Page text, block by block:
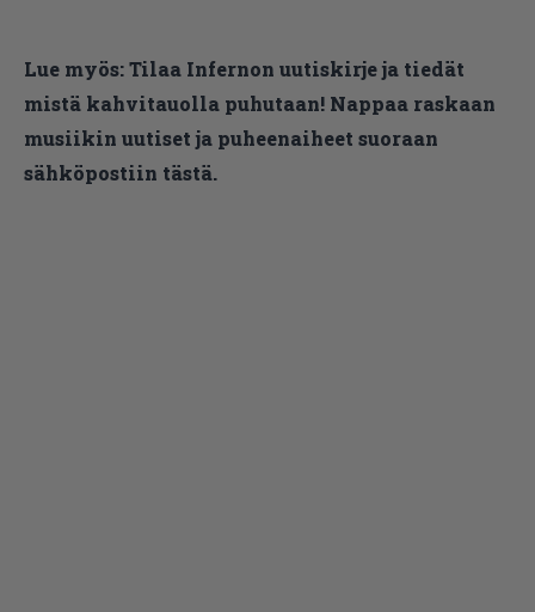
Lue myös:Tilaa Infernon uutiskirje ja tiedät
mistä kahvitauolla puhutaan! Nappaa raskaan
musiikin uutiset ja puheenaiheet suoraan
sähköpostiin tästä.